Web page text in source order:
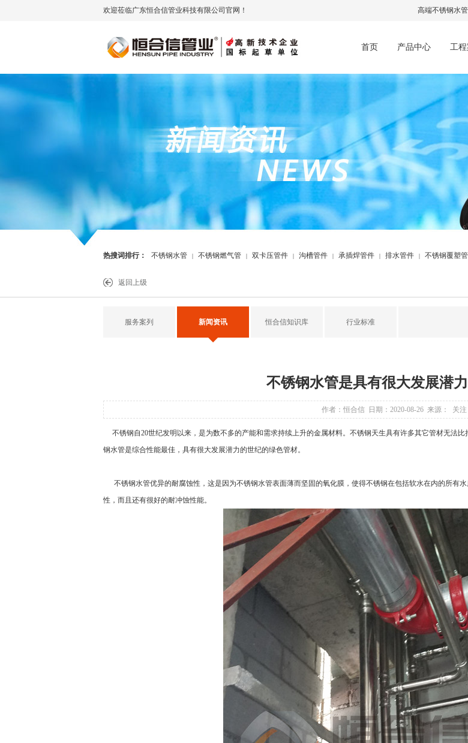
欢迎莅临广东恒合信管业科技有限公司官网！ 高端不锈钢水
首页 产品中心 工程
热搜词排行： 不锈钢水管 | 不锈钢燃气管 | 双卡压管件 | 沟槽管件 | 承插焊管件 | 排水管件 | 不锈钢覆塑管
返回上级
服务案列 新闻资讯 恒合信知识库 行业标准
不锈钢水管是具有很大发展潜
作者：恒合信 日期：2020-08-26 来源： 关注
不锈钢自20世纪发明以来，是为数不多的产能和需求持续上升的金属材料。不锈钢天生具有许多其它管材无法
钢水管是综合性能最佳，具有很大发展潜力的世纪的绿色管材。
不锈钢水管优异的耐腐蚀性，这是因为不锈钢水管表面薄而坚固的氧化膜，使得不锈钢在包括软水在内的所有水
性，而且还有很好的耐冲蚀性能。